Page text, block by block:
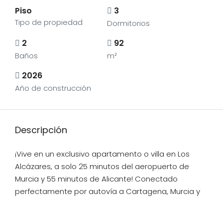
Piso
Tipo de propiedad
3
Dormitorios
2
Baños
92
m²
2026
Año de construcción
Descripción
¡Vive en un exclusivo apartamento o villa en Los
Alcázares, a solo 25 minutos del aeropuerto de
Murcia y 55 minutos de Alicante! Conectado
perfectamente por autovía a Cartagena, Murcia y